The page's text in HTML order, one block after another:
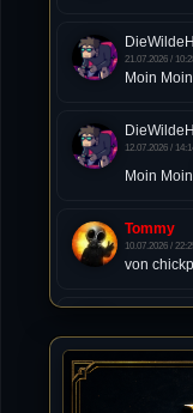
21.07.2026 /
Moin Moin
12.07.2026 /
Moin Moin
Tommy
10.07.2026 /
von
10.07.2026 /
Letzte
27. Dez